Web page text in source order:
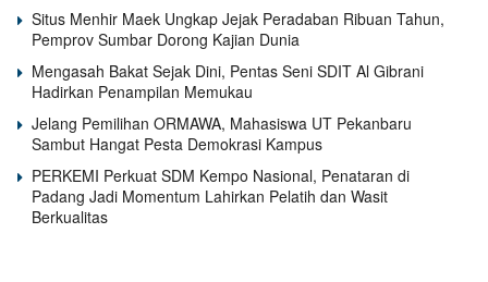
Situs Menhir Maek Ungkap Jejak Peradaban Ribuan Tahun,
Pemprov Sumbar Dorong Kajian Dunia
Mengasah Bakat Sejak Dini, Pentas Seni SDIT Al Gibrani
Hadirkan Penampilan Memukau
Jelang Pemilihan ORMAWA, Mahasiswa UT Pekanbaru
Sambut Hangat Pesta Demokrasi Kampus
PERKEMI Perkuat SDM Kempo Nasional, Penataran di
Padang Jadi Momentum Lahirkan Pelatih dan Wasit
Berkualitas